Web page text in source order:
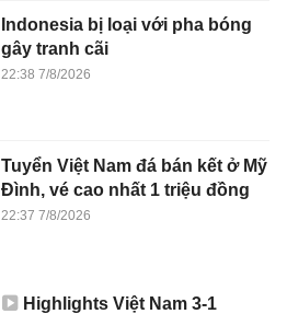
Indonesia bị loại với pha bóng
gây tranh cãi
22:38 7/8/2026
Tuyển Việt Nam đá bán kết ở Mỹ
Đình, vé cao nhất 1 triệu đồng
22:37 7/8/2026
Highlights Việt Nam 3-1